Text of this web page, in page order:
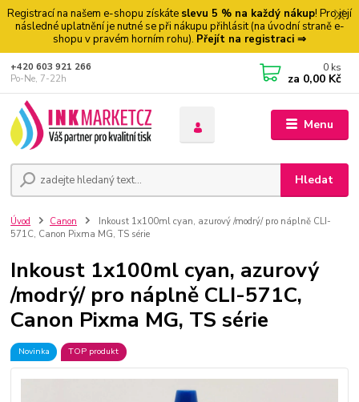
Registrací na našem e-shopu získáte slevu 5 % na každý nákup! Pro její
následné uplatnění je nutné se při nákupu přihlásit (na úvodní straně e-
shopu v pravém horním rohu). Přejít na registraci ⇒
Menu
Hledat
+420 603 921 266
Po-Ne, 7-22h
0 ks
za 0,00 Kč
Úvod Canon
Inkoust 1x100ml cyan, azurový /modrý/ pro náplně CLI-
571C, Canon Pixma MG, TS série
Inkoust 1x100ml cyan, azurový
/modrý/ pro náplně CLI-571C,
Canon Pixma MG, TS série
Novinka TOP produkt